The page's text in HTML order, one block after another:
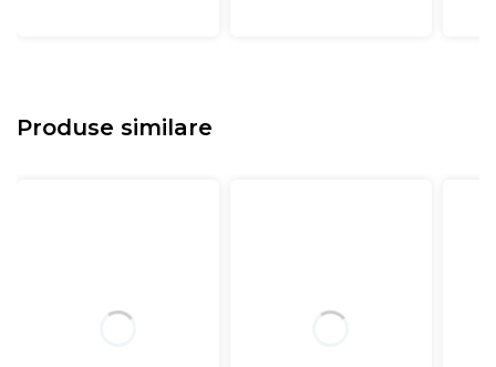
Produse similare